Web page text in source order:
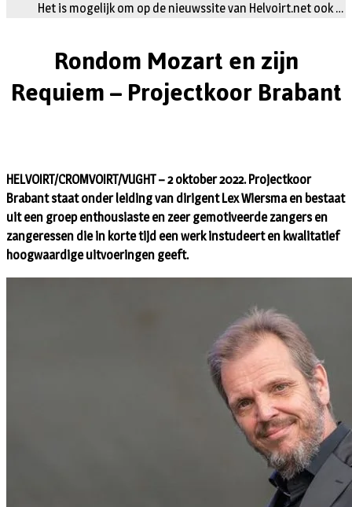
Het is mogelijk om op de nieuwssite van Helvoirt.net ook …
Rondom Mozart en zijn
Requiem – Projectkoor Brabant
HELVOIRT/CROMVOIRT/VUGHT – 2 oktober 2022. Projectkoor
Brabant staat onder leiding van dirigent Lex Wiersma en bestaat
uit een groep enthousiaste en zeer gemotiveerde zangers en
zangeressen die in korte tijd een werk instudeert en kwalitatief
hoogwaardige uitvoeringen geeft.